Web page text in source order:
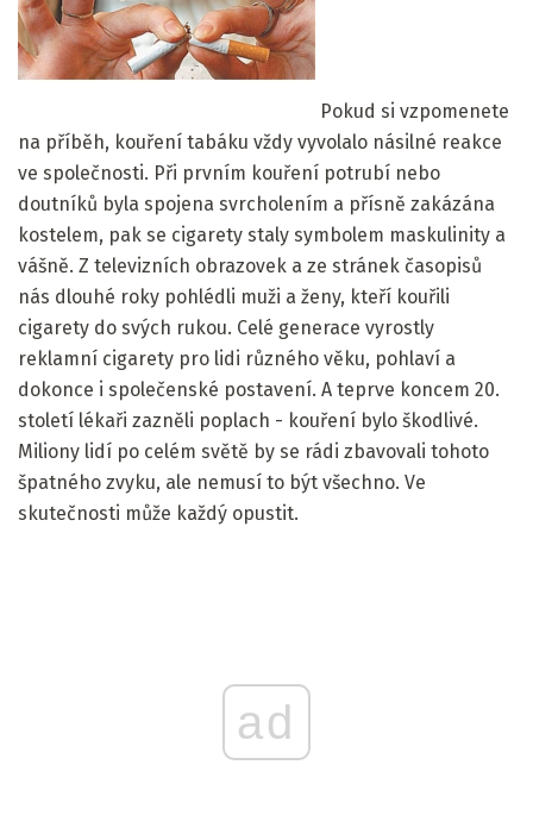
Pokud si vzpomenete
na příběh, kouření tabáku vždy vyvolalo násilné reakce
ve společnosti. Při prvním kouření potrubí nebo
doutníků byla spojena svrcholením a přísně zakázána
kostelem, pak se cigarety staly symbolem maskulinity a
vášně. Z televizních obrazovek a ze stránek časopisů
nás dlouhé roky pohlédli muži a ženy, kteří kouřili
cigarety do svých rukou. Celé generace vyrostly
reklamní cigarety pro lidi různého věku, pohlaví a
dokonce i společenské postavení. A teprve koncem 20.
století lékaři zazněli poplach - kouření bylo škodlivé.
Miliony lidí po celém světě by se rádi zbavovali tohoto
špatného zvyku, ale nemusí to být všechno. Ve
skutečnosti může každý opustit.
ad